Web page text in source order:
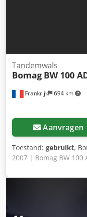
Frankrijk 694 km
Tandemwals
Bomag BW 100
Aanvragen
Toestand: gebruikt,
2007 | Bomag BW
4000 uur 📍Locatie:
Levering beschikbaar
verzendcalculator om
Nu kopen voor EUR